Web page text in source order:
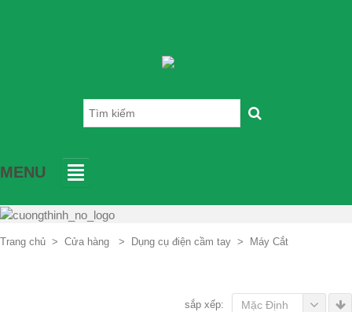
MENU
Trang chủ > Cửa hàng > Dụng cụ điện cầm tay > Máy Cắt
sắp xếp: Mặc Định